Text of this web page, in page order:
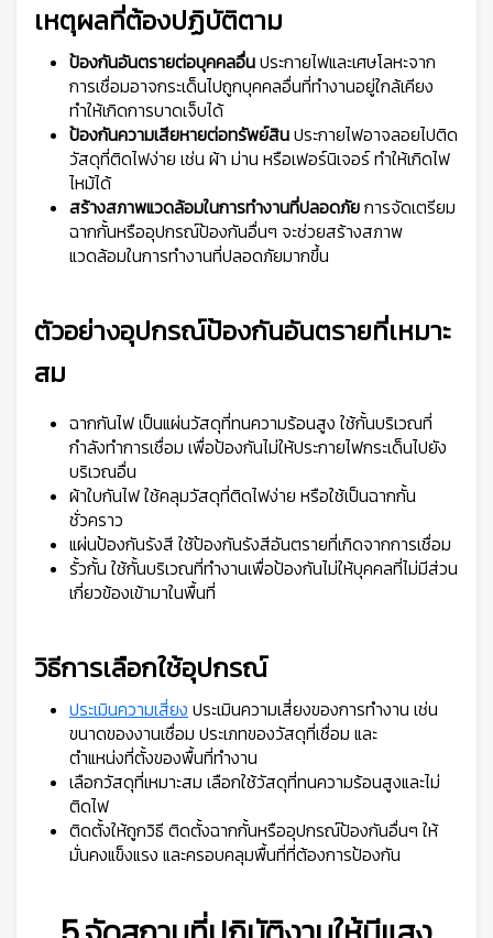
เหตุผลที่ต้องปฏิบัติตาม
ป้องกันอันตรายต่อบุคคลอื่นประกายไฟและเศษโลหะจาก
การเชื่อมอาจกระเด็นไปถูกบุคคลอื่นที่ทำงานอยู่ใกล้เคียง
ทำให้เกิดการบาดเจ็บได้
ป้องกันความเสียหายต่อทรัพย์สินประกายไฟอาจลอยไปติด
วัสดุที่ติดไฟง่าย เช่น ผ้า ม่าน หรือเฟอร์นิเจอร์ ทำให้เกิดไฟ
ไหม้ได้
สร้างสภาพแวดล้อมในการทำงานที่ปลอดภัยการจัดเตรียม
ฉากกั้นหรืออุปกรณ์ป้องกันอื่นๆ จะช่วยสร้างสภาพ
แวดล้อมในการทำงานที่ปลอดภัยมากขึ้น
ตัวอย่างอุปกรณ์ป้องกันอันตรายที่เหมาะ
สม
ฉากกันไฟ เป็นแผ่นวัสดุที่ทนความร้อนสูง ใช้กั้นบริเวณที่
กำลังทำการเชื่อม เพื่อป้องกันไม่ให้ประกายไฟกระเด็นไปยัง
บริเวณอื่น
ผ้าใบกันไฟ ใช้คลุมวัสดุที่ติดไฟง่าย หรือใช้เป็นฉากกั้น
ชั่วคราว
แผ่นป้องกันรังสี ใช้ป้องกันรังสีอันตรายที่เกิดจากการเชื่อม
รั้วกั้น ใช้กั้นบริเวณที่ทำงานเพื่อป้องกันไม่ให้บุคคลที่ไม่มีส่วน
เกี่ยวข้องเข้ามาในพื้นที่
วิธีการเลือกใช้อุปกรณ์
ประเมินความเสี่ยง ประเมินความเสี่ยงของการทำงาน เช่น
ขนาดของงานเชื่อม ประเภทของวัสดุที่เชื่อม และ
ตำแหน่งที่ตั้งของพื้นที่ทำงาน
เลือกวัสดุที่เหมาะสม เลือกใช้วัสดุที่ทนความร้อนสูงและไม่
ติดไฟ
ติดตั้งให้ถูกวิธี ติดตั้งฉากกั้นหรืออุปกรณ์ป้องกันอื่นๆ ให้
มั่นคงแข็งแรง และครอบคลุมพื้นที่ที่ต้องการป้องกัน